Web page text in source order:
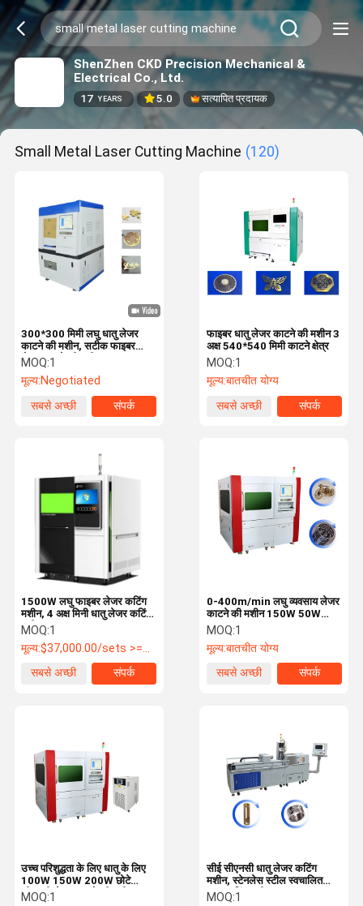
ShenZhen CKD Precision Mechanical &
Electrical Co., Ltd.
17 YEARS 5.0 सत्यापित प्रदायक
Small Metal Laser Cutting Machine (120)
300*300 मिमी लघु धातु लेजर
काटने की मशीन, सटीक फाइबर
लेजर काटने की मशीन 1500W
MOQ:1
मूल्य:Negotiated
सबसे अच्छी
संपर्क
फाइबर धातु लेजर काटने की मशीन 3
अक्ष 540*540 मिमी काटने क्षेत्र
MOQ:1
मूल्य:बातचीत योग्य
सबसे अच्छी
संपर्क
1500W लघु फाइबर लेजर कटिंग
मशीन, 4 अक्ष मिनी धातु लेजर कटिंग
मशीन
MOQ:1
मूल्य:$37,000.00/sets >=1 sets
सबसे अच्छी
संपर्क
0-400m/min लघु व्यवसाय लेजर
काटने की मशीन 150W 50W
100W
MOQ:1
मूल्य:बातचीत योग्य
सबसे अच्छी
संपर्क
उच्च परिशुद्धता के लिए धातु के लिए
100W 150W 200W छोटे
सीएनसी लेजर काटने की मशीन
MOQ:1
सीई सीएनसी धातु लेजर कटिंग
मशीन, स्टेनलेस स्टील स्वचालित
पाइप कटिंग मशीन
MOQ:1